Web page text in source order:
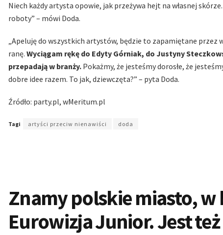
Niech każdy artysta opowie, jak przeżywa hejt na własnej
roboty” – mówi Doda.
„Apeluję do wszystkich artystów, będzie to zapamiętane
ranę. Wyciągam rękę do Edyty Górniak, do Justyny
przepadają w branży. Pokażmy, że jesteśmy dorosłe, że
dobre idee razem. To jak, dziewczęta?” – pyta Doda.
Źródło: party.pl, wMeritum.pl
Tagi artyści przeciw nienawiści doda
Znamy polskie miasto,
Eurowizja Junior. Jest